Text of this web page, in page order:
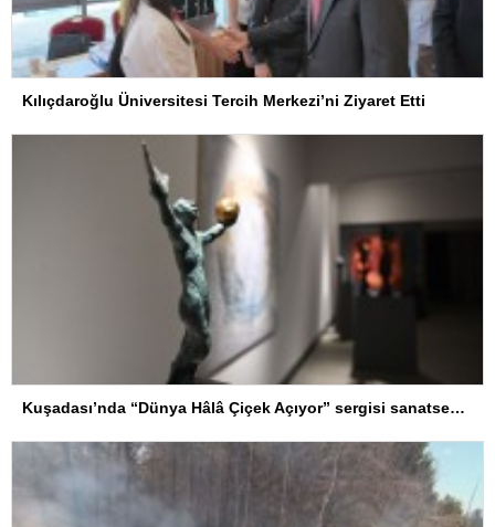
Kılıçdaroğlu Üniversitesi Tercih Merkezi’ni Ziyaret Etti
Kuşadası’nda “Dünya Hâlâ Çiçek Açıyor” sergisi sanatseverlerle buluşuyor